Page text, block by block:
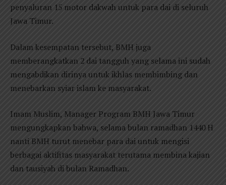
penyaluran 15 motor dakwah untuk para dai di seluruh
Jawa Timur.
Dalam kesempatan tersebut, BMH juga
memberangkatkan 2 dai tangguh yang selama ini sudah
mengabdikan dirinya untuk ikhlas membimbing dan
menebarkan syiar islam ke masyarakat.
Imam Muslim, Manager Program BMH Jawa Timur
mengungkapkan bahwa, selama bulan ramadhan 1440 H
nanti BMH turut menebar para dai untuk mengisi
berbagai aktifitas masyarakat terutama membina kajian
dan tausiyah di bulan Ramadhan.